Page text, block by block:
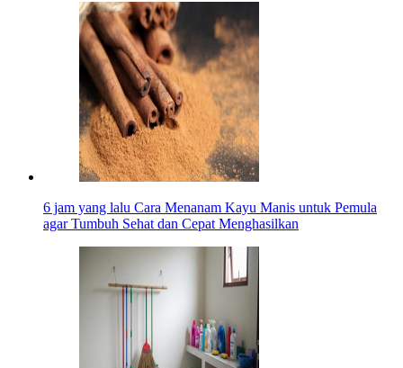
6 jam yang lalu Cara Menanam Kayu Manis untuk Pemula
agar Tumbuh Sehat dan Cepat Menghasilkan